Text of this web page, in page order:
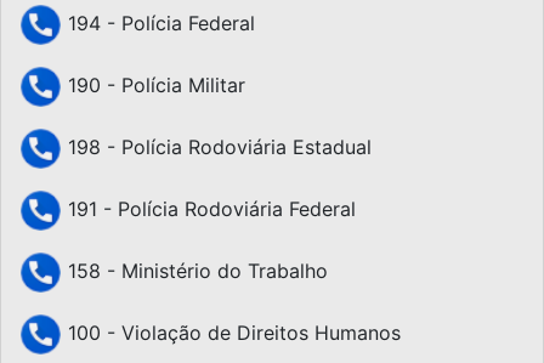
194 - Polícia Federal
190 - Polícia Militar
198 - Polícia Rodoviária Estadual
191 - Polícia Rodoviária Federal
158 - Ministério do Trabalho
100 - Violação de Direitos Humanos